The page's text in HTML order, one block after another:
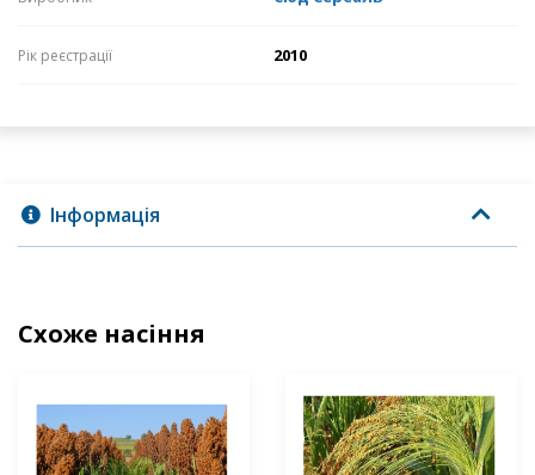
Рік реєстрації 2010
Інформація
Схоже насіння